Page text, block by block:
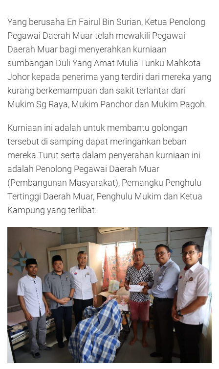
Yang berusaha En Fairul Bin Surian, Ketua Penolong
Pegawai Daerah Muar telah mewakili Pegawai
Daerah Muar bagi menyerahkan kurniaan
sumbangan Duli Yang Amat Mulia Tunku Mahkota
Johor kepada penerima yang terdiri dari mereka yang
kurang berkemampuan dan sakit terlantar dari
Mukim Sg Raya, Mukim Panchor dan Mukim Pagoh.
Kurniaan ini adalah untuk membantu golongan
tersebut di samping dapat meringankan beban
mereka.Turut serta dalam penyerahan kurniaan ini
adalah Penolong Pegawai Daerah Muar
(Pembangunan Masyarakat), Pemangku Penghulu
Tertinggi Daerah Muar, Penghulu Mukim dan Ketua
Kampung yang terlibat.